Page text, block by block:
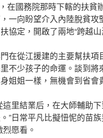
在國務院那時下轄的扶貧
一向盼望介入內陸脫貧
協定，開啟了兩地“跨越
在從江援建的主要幫扶
不少孩子的命運。談到
姐姐一樣，無機會到省會
這里結業后，在大師輔助
”日常平凡比擬忸怩的苗
愿看。